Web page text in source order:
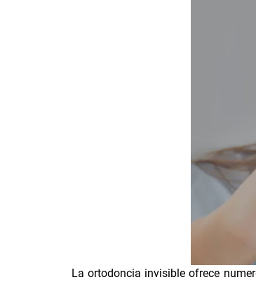
La ortodoncia invisible ofrece